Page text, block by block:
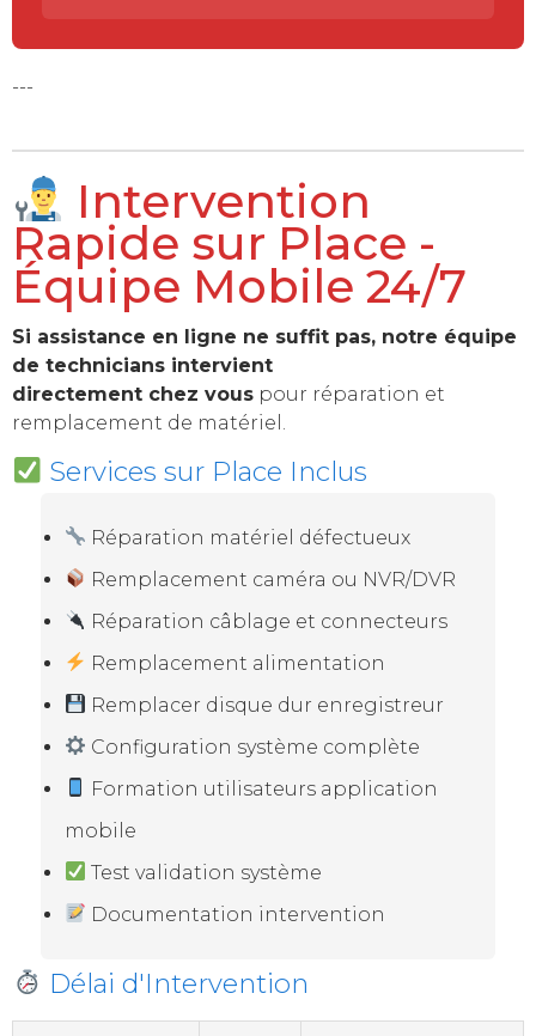
---
Intervention
Rapide sur Place -
Équipe Mobile 24/7
Si assistance en ligne ne suffit pas, notre équipe
de technicians intervient
directement chez vous pour réparation et
remplacement de matériel.
Services sur Place Inclus
Réparation matériel défectueux
Remplacement caméra ou NVR/DVR
Réparation câblage et connecteurs
Remplacement alimentation
Remplacer disque dur enregistreur
Configuration système complète
Formation utilisateurs application
mobile
Test validation système
Documentation intervention
Délai d'Intervention